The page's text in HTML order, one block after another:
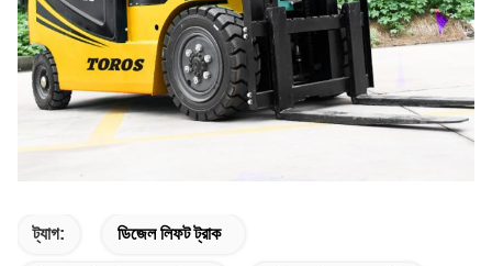
ট্যাগ: ডিজেল লিফট ট্রাক